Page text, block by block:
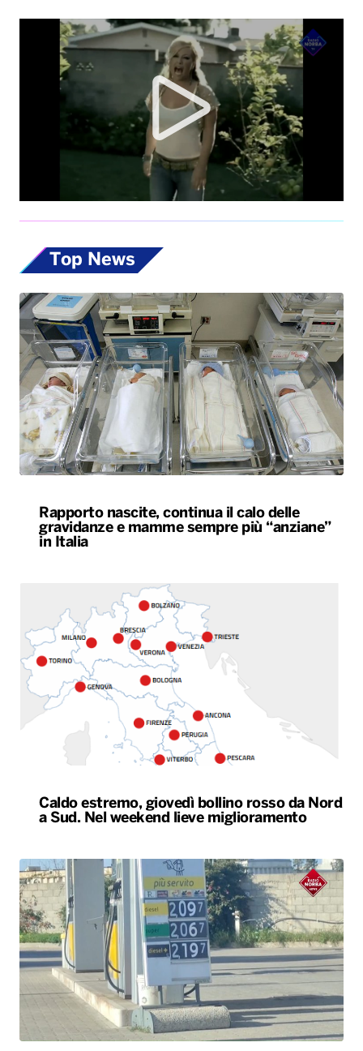
Top News
Rapporto nascite, continua il calo delle
gravidanze e mamme sempre più “anziane”
in Italia
Caldo estremo, giovedì bollino rosso da Nord
a Sud. Nel weekend lieve miglioramento